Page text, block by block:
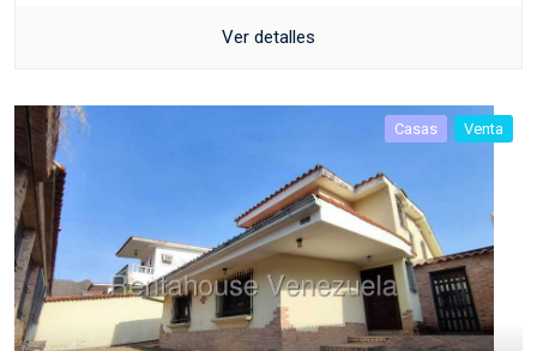
Ver detalles
Casas Venta